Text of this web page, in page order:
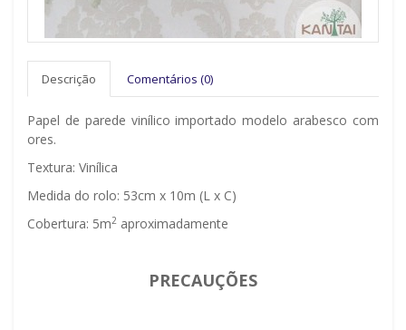
Descrição Comentários (0)
Papel de parede vinílico importado modelo arabesco com
flores.
Textura: Vinílica
Medida do rolo: 53cm x 10m (L x C)
Cobertura: 5m2 aproximadamente
PRECAUÇÕES